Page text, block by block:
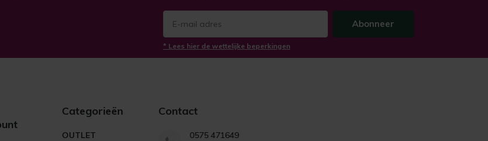
Abonneer
* Lees hier de wettelijke beperkingen
Categorieën
OUTLET
Contact
0575 471649